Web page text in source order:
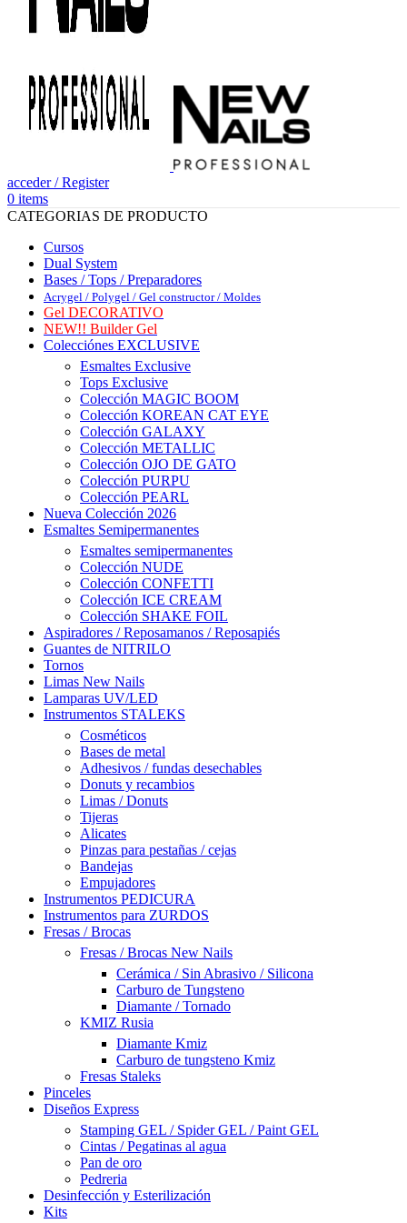
acceder / Register
0 items
CATEGORIAS DE PRODUCTO
Cursos
Dual System
Bases / Tops / Preparadores
Acrygel / Polygel / Gel constructor / Moldes
Gel DECORATIVO
NEW!! Builder Gel
Colecciónes EXCLUSIVE
Esmaltes Exclusive
Tops Exclusive
Colección MAGIC BOOM
Colección KOREAN CAT EYE
Colección GALAXY
Colección METALLIC
Colección OJO DE GATO
Colección PURPU
Colección PEARL
Nueva Colección 2026
Esmaltes Semipermanentes
Esmaltes semipermanentes
Colección NUDE
Colección CONFETTI
Colección ICE CREAM
Colección SHAKE FOIL
Aspiradores / Reposamanos / Reposapiés
Guantes de NITRILO
Tornos
Limas New Nails
Lamparas UV/LED
Instrumentos STALEKS
Cosméticos
Bases de metal
Adhesivos / fundas desechables
Donuts y recambios
Limas / Donuts
Tijeras
Alicates
Pinzas para pestañas / cejas
Bandejas
Empujadores
Instrumentos PEDICURA
Instrumentos para ZURDOS
Fresas / Brocas
Fresas / Brocas New Nails
Cerámica / Sin Abrasivo / Silicona
Carburo de Tungsteno
Diamante / Tornado
KMIZ Rusia
Diamante Kmiz
Carburo de tungsteno Kmiz
Fresas Staleks
Pinceles
Diseños Express
Stamping GEL / Spider GEL / Paint GEL
Cintas / Pegatinas al agua
Pan de oro
Pedreria
Desinfección y Esterilización
Kits